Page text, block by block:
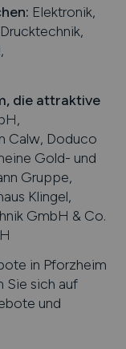
: Elektronik,
, die attraktive
Calw, Doduco
Gold- und
Gruppe,
Klingel,
GmbH & Co.
in Pforzheim
Sie sich auf
und